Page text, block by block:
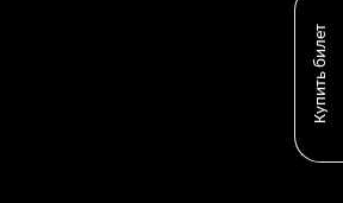
Купить билет